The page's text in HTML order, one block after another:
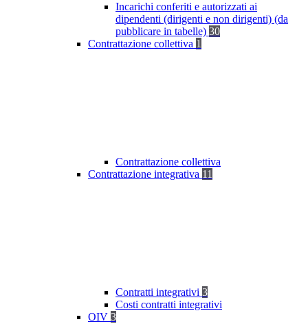
Incarichi conferiti e autorizzati ai
dipendenti (dirigenti e non dirigenti) (da
pubblicare in tabelle) 30
Contrattazione collettiva 1
Contrattazione collettiva
Contrattazione integrativa 11
Contratti integrativi 3
Costi contratti integrativi
OIV 3